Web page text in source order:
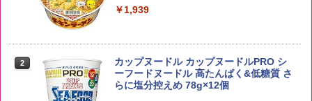
2
by Amazon あきたこまちブレンド 無洗
米 5kg
お得 4リットル
角瓶 2700ml サントリー ウイスキー ハ
￥1,939
2
カップヌードル カップヌードルPRO シ
ーフードヌードル 高たんぱく&低糖質 さ
らに塩分控えめ 78g×12個